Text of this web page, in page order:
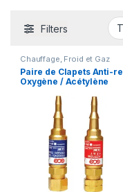
Filters
Chauffage, Froid et Gaz
Paire de Clapets Anti-
Oxygène / Acétylène